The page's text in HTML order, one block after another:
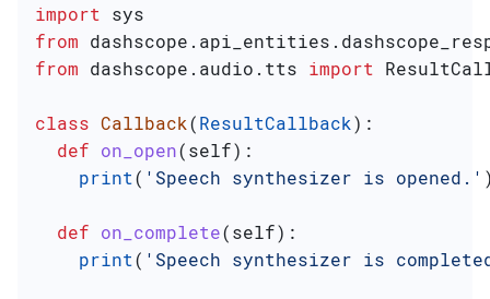
import sys
from
from dashscope.audio.tts import
class Callback(ResultCallback):
  def
on_open(self):
    print
( 'Speech synthesizer is opened.'
  def
on_complete(self):
    print
( 'Speech synthesizer is